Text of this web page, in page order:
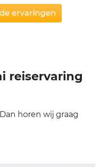
ervaringen
reiservaring
horen wij graag